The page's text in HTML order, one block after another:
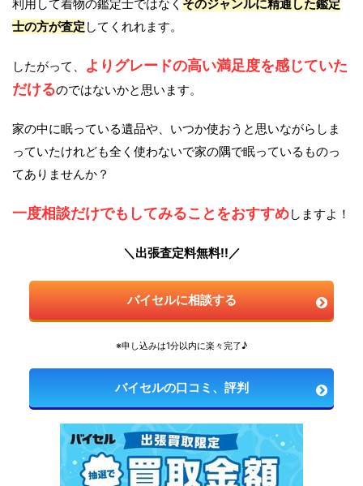
利用して着物の鑑定士ではなく そのジャンルに精通した鑑定
士の方が査定 してくれれます。
したがって、
よりグレードの高い満足度を感じていた
だけるのではないかと思います。
家の中に眠っている遺品や、いつか使おうと思いながらしま
っていたけれども全く使わないで家の隅で眠っているものっ
てありませんか？
一度相談だけでもしてみることをおすすめしますよ！
＼出張査定料無料!!／
バイセルに相談する
※申し込みは1分以内に楽々完了♪
バイセルの口コミ、評判